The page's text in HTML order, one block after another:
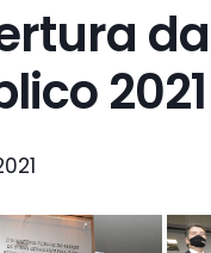
2021